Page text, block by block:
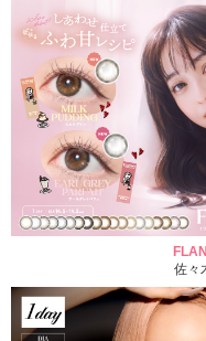
佐々